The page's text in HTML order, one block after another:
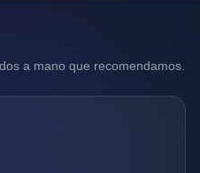
a mano que recomendamos.